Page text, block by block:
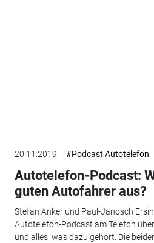
20.11.2019 #Podcast Autotelefon
Autotelefon-Podcast:
guten Autofahrer aus?
Stefan Anker und Paul-Janosch
Autotelefon-Podcast am Telefon
und alles, was dazu gehört. Die